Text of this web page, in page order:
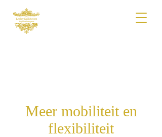
Meer mobiliteit en
flexibiliteit